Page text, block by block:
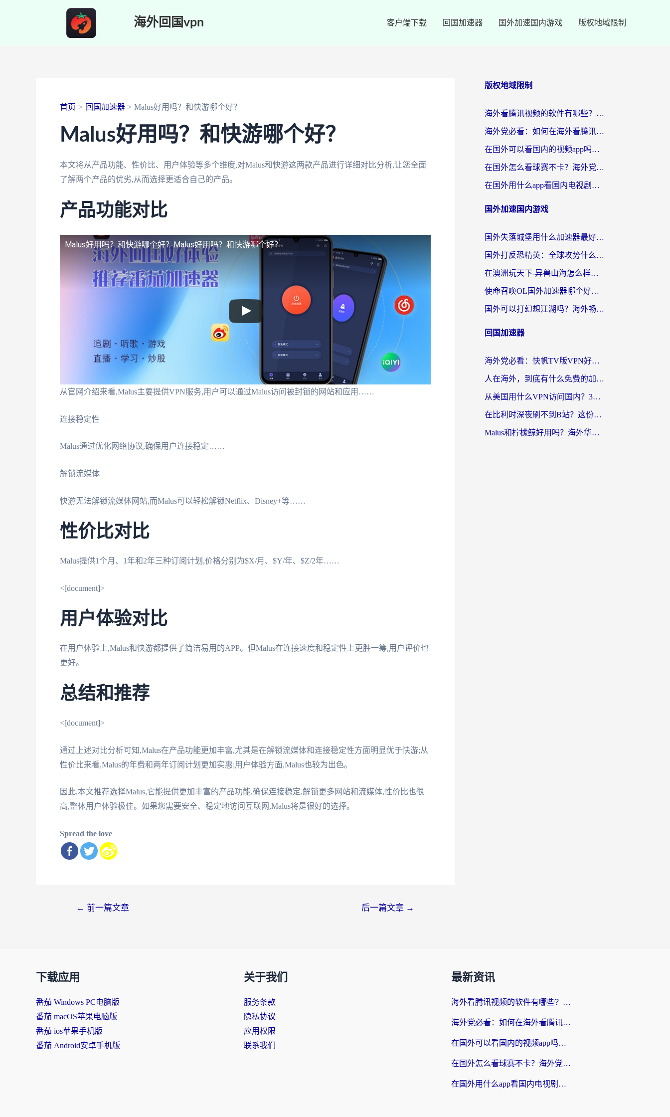
海外回国vpn 客户端下载 回国加速器 国外加速国内游戏 版权地域限制
首页 回国加速器 Malus好用吗？和快游哪个好？
Malus好用吗？和快游哪个好？
本文将从产品功能、性价比、用户体验等多个维度,对Malus和快游这两款产品进行详细对比分析,让您全面
了解两个产品的优劣,从而选择更适合自己的产品。
产品功能对比
Malus好用吗？和快游哪个好？Malus好用吗？和快游哪个好？
从官网介绍来看,Malus主要提供VPN服务,用户可以通过Malus访问被封锁的网站和应用……
连接稳定性
Malus通过优化网络协议,确保用户连接稳定……
解锁流媒体
快游无法解锁流媒体网站,而Malus可以轻松解锁Netflix、Disney+等……
性价比对比
Malus提供1个月、1年和2年三种订阅计划,价格分别为$X/月、$Y/年、$Z/2年……
<[document]>
用户体验对比
在用户体验上,Malus和快游都提供了简洁易用的APP。但Malus在连接速度和稳定性上更胜一筹,用户评价也
更好。
总结和推荐
<[document]>
通过上述对比分析可知,Malus在产品功能更加丰富,尤其是在解锁流媒体和连接稳定性方面明显优于快游;从
性价比来看,Malus的年费和两年订阅计划更加实惠;用户体验方面,Malus也较为出色。
因此,本文推荐选择Malus,它能提供更加丰富的产品功能,确保连接稳定,解锁更多网站和流媒体,性价比也很
高,整体用户体验极佳。如果您需要安全、稳定地访问互联网,Malus将是很好的选择。
Spread the love
← 前一篇文章 后一篇文章 →
版权地域限制
海外看腾讯视频的软件有哪些？2026实测有效，留学生都在用的回国加速器指南
海外党必看：如何在海外看腾讯体育？解决赛事直播地区限制的终极指南
在国外可以看国内的视频app吗知乎？海外党亲测有效的追剧加速方案
在国外怎么看球赛不卡？海外党专属体育直播自由指南
在国外用什么app看国内电视剧？3步解决版权限制+卡顿难题
国外加速国内游戏
国外失落城堡用什么加速器最好？一份来自老玩家的真实指南
国外打反恐精英：全球攻势什么加速器好用？2026海外玩家国服游戏加速终极指南
在澳洲玩天下-异兽山海怎么样才能不卡？一份给南半球玩家的自救指南
使命召唤OL国外加速器哪个好用？海外玩家亲测的国服游戏加速终极指南
国外可以打幻想江湖吗？海外畅玩国服游戏的终极指南
回国加速器
海外党必看：快帆TV版VPN好用吗？和Easyback VPN对比哪个回国效果更好？附2026真实测评
人在海外，到底有什么免费的加速器能让我安心追剧打游戏？
从美国用什么VPN访问国内？3年海外党亲测：选对工具才能无缝刷B站、看腾讯视频
在比利时深夜刷不到B站？这份回国加速器避坑指南请收好
Malus和柠檬鲸好用吗？海外华人亲测：回国加速器怎么选才不踩坑？
下载应用
番茄 Windows PC电脑版
番茄 macOS苹果电脑版
番茄 ios苹果手机版
番茄 Android安卓手机版
关于我们
服务条款
隐私协议
应用权限
联系我们
最新资讯
海外看腾讯视频的软件有哪些？2026实测有效，留学生都在用的回国加速器指南
海外党必看：如何在海外看腾讯体育？解决赛事直播地区限制的终极指南
在国外可以看国内的视频app吗知乎？海外党亲测有效的追剧加速方案
在国外怎么看球赛不卡？海外党专属体育直播自由指南
在国外用什么app看国内电视剧？3步解决版权限制+卡顿难题